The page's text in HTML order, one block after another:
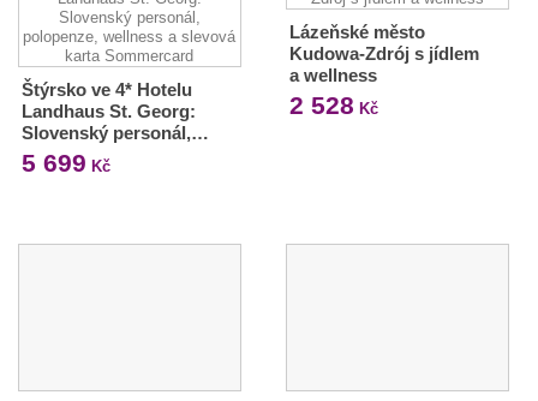
Štýrsko ve 4* Hotelu
Landhaus St. Georg:
Slovenský personál,…
5 699 Kč
Lázeňské město
Kudowa-Zdrój s jídlem
a wellness
2 528 Kč